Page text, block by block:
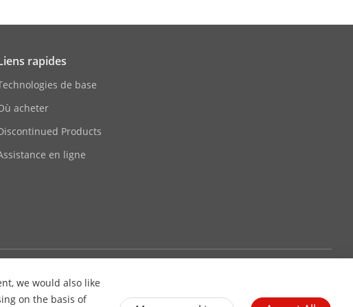
IR
champ visuel vertical 81°, champ visuel
champ visuel vertical 51°, champ visuel
we would also like
on the basis of
rapides
de base
acheter
Products
en ligne